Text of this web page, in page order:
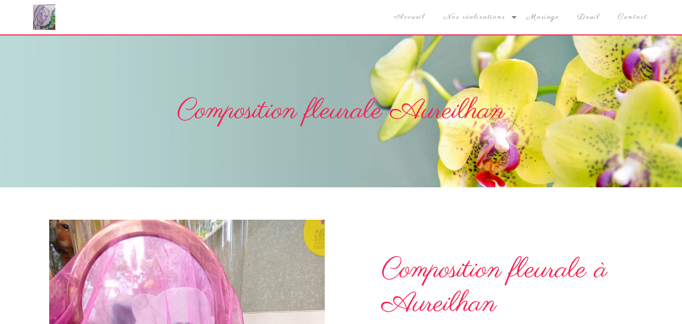
Panneau de gestion des cookies
Accueil Nos réalisations Mariage Deuil Contact
Composition fleurale Aureilhan
Composition fleurale à
Aureilhan